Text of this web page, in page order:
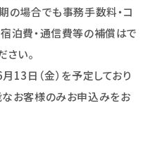
の場合でも事務手数料・コ
泊費・通信費等の補償はで
さい。
13日（金）を予定しており
なお客様のみお申込みをお